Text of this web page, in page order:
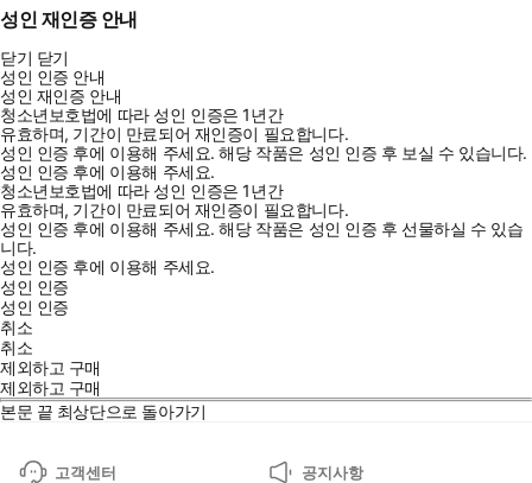
성인 재인증 안내
닫기 닫기
성인 인증 안내
성인 재인증 안내
청소년보호법에 따라 성인 인증은 1년간
유효하며, 기간이 만료되어 재인증이 필요합니다.
성인 인증 후에 이용해 주세요.해당 작품은 성인 인증 후 보실 수 있습니다.
성인 인증 후에 이용해 주세요.
청소년보호법에 따라 성인 인증은 1년간
유효하며, 기간이 만료되어 재인증이 필요합니다.
성인 인증 후에 이용해 주세요.해당 작품은 성인 인증 후 선물하실 수 있습
니다.
성인 인증 후에 이용해 주세요.
성인 인증
성인 인증
취소
취소
제외하고 구매
제외하고 구매
본문 끝 최상단으로 돌아가기
고객센터 공지사항